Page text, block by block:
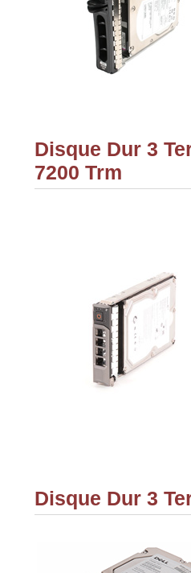
Disque Dur 3
7200 Trm
Disque Dur 3